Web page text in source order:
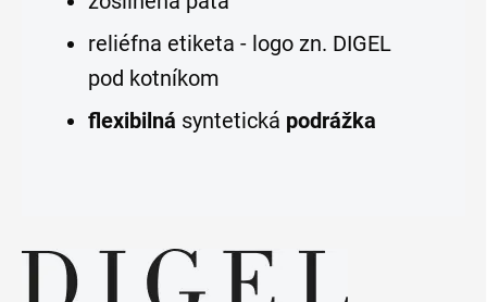
reliéfna etiketa - logo zn. DIGEL
pod kotníkom
flexibilná syntetická podrážka